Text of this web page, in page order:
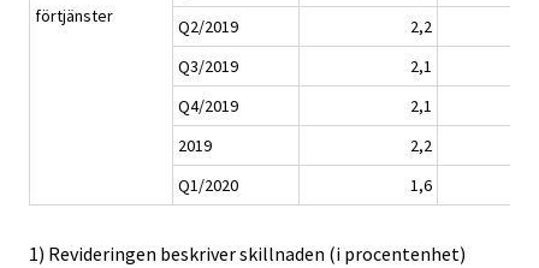
förtjänster
Q2/2019
2,2
Q3/2019
2,1
Q4/2019
2,1
2019
2,2
Q1/2020
1,6
1) Revideringen beskriver skillnaden (i procentenhet)